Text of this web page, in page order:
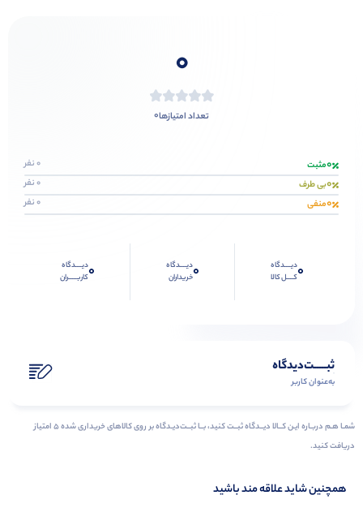
0
تعداد امتیازها0
0مثبت 0 نفر
0بی طرف 0 نفر
0منفی 0 نفر
0دیــــدگاه
کــــل کالا
0دیــــدگاه
خریداران
0دیــــدگاه
کاربـــــران
ثبـــــت‌دیدگاه
به‌عنوان کاربر
شمـا هـم دربـاره ایـن کــالا دیــدگاه ثبــت کنید، بــا ثبــت‌دیـدگاه بر روی کالاهای خریداری شده ۵ امتیاز
دریافت کنید.
همچنین شاید علاقه مند باشید